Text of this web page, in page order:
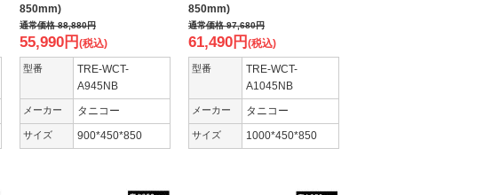
850mm)
通常価格88,880円
55,990円 (税込)
型番
TRE-WCT-
A945NB
メーカー タニコー
サイズ 900*450*850
850mm)
通常価格97,680円
61,490円 (税込)
型番
TRE-WCT-
A1045NB
メーカー タニコー
サイズ 1000*450*850